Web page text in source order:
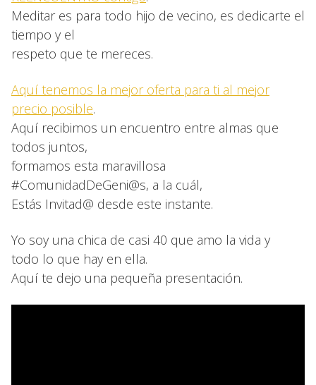
Meditar es para todo hijo de vecino, es dedicarte el
tiempo y el
respeto que te mereces.
Aquí tenemos la mejor oferta para ti al mejor
precio posible.
Aquí recibimos un encuentro entre almas que
todos juntos,
formamos esta maravillosa
#ComunidadDeGeni@s, a la cuál,
Estás Invitad@ desde este instante.
Yo soy una chica de casi 40 que amo la vida y
todo lo que hay en ella.
Aquí te dejo una pequeña presentación.